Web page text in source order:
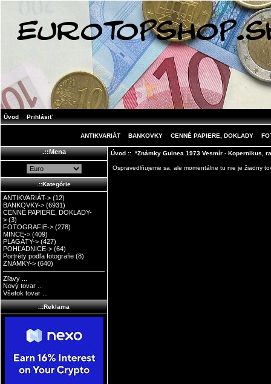
Úvod Prihlásiť
ANTIKVARIÁT BANKOVKY CENNÉ PAPIERE, DOKLADY
.::Mena
.::Kategórie
ANTIKVARIÁT-> (12)
BANKOVKY-> (6931)
CENNÉ PAPIERE, DOKLADY-
> (3)
FOTOGRAFIE-> (278)
MINCE-> (409)
PLAGÁTY-> (427)
POHĽADNICE-> (64)
Portréty podľa fotografie (8)
ZNÁMKY-> (640)
Zľavy ...
Nový tovar ...
Všetok tovar ...
.::Reklama
Úvod:: *Známky Guinea 1973 Vesmír - Kopernikus,
Ospravedlňujeme sa, ale momentálne tu nie je žiadny